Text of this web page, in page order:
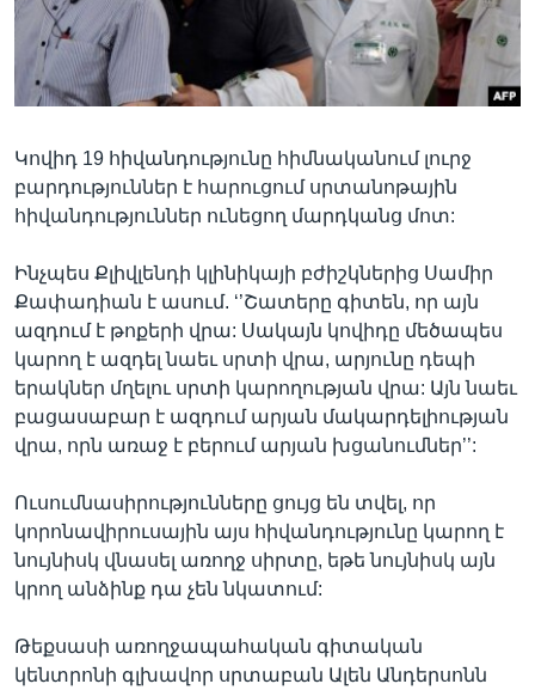
Լեզուներ
Կովիդ 19 հիվանդությունը հիմնականում լուրջ
բարդություններ է հարուցում սրտանոթային
հիվանդություններ ունեցող մարդկանց մոտ:
Ինչպես Քլիվլենդի կլինիկայի բժիշկներից Սամիր
Քափադիան է ասում. ‘’Շատերը գիտեն, որ այն
ազդում է թոքերի վրա: Սակայն կովիդը մեծապես
կարող է ազդել նաեւ սրտի վրա, արյունը դեպի
երակներ մղելու սրտի կարողության վրա: Այն նաեւ
բացասաբար է ազդում արյան մակարդելիության
վրա, որն առաջ է բերում արյան խցանումներ’’:
Ուսումնասիրությունները ցույց են տվել, որ
կորոնավիրուսային այս հիվանդությունը կարող է
նույնիսկ վնասել առողջ սիրտը, եթե նույնիսկ այն
կրող անձինք դա չեն նկատում:
Թեքսասի առողջապահական գիտական
կենտրոնի գլխավոր սրտաբան Ալեն Անդերսոնն